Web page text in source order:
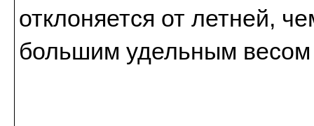
отклоняется от летней,
большим удельным весом